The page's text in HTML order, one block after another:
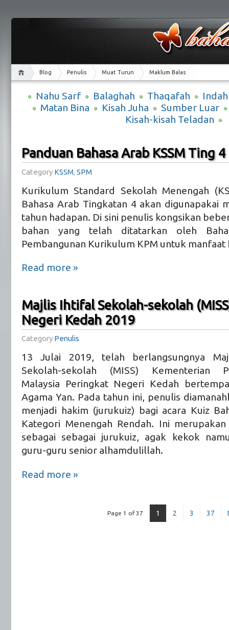
Blog Penulis Muat Turun Maklum Balas
Nahu Sarf Balaghah Thaqafah
Matan Bina
Kisah Juha
Sumber Luar
Kisah-kisah Teladan
Panduan Bahasa Arab KSSM Ting
Category KSSM, SPM
Kurikulum Standard Sekolah Menengah
Bahasa Arab Tingkatan 4 akan digunapakai
tahun hadapan. Di sini penulis kongsikan
bahan yang telah ditatarkan oleh
Pembangunan Kurikulum KPM untuk manfaat
Read more »
Majlis Ihtifal Sekolah-sekolah
Negeri Kedah 2019
Category Penulis
13 Julai 2019, telah berlangsungnya
Sekolah-sekolah (MISS) Kementerian
Malaysia Peringkat Negeri Kedah
Agama Yan. Pada tahun ini, penulis
menjadi hakim (jurukuiz) bagi acara Kuiz
Kategori Menengah Rendah. Ini
sebagai sebagai jurukuiz, agak kekok
guru-guru senior alhamdulillah.
Read more »
Page 1 of 37 1 2 3 37